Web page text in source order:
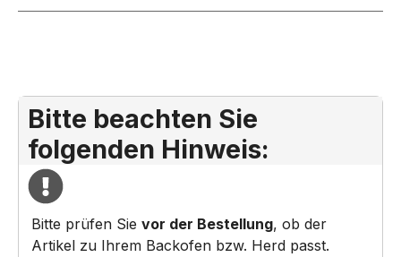
Bitte beachten Sie
folgenden Hinweis:
Bitte prüfen Sie vor der Bestellung, ob der
Artikel zu Ihrem Backofen bzw. Herd passt.